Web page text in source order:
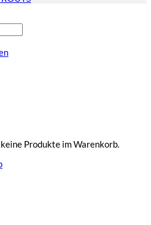
Produkte im Warenkorb.